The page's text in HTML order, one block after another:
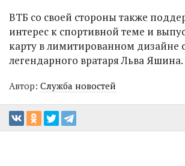
ВТБ со своей стороны также
интерес к спортивной теме и
карту в лимитированном дизайне
легендарного вратаря Льва Яшина.
Автор: Служба новостей